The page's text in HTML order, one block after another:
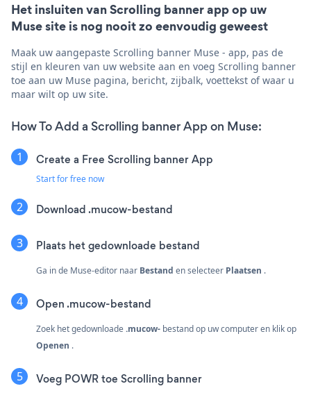
Het insluiten van Scrolling banner app op uw
Muse site is nog nooit zo eenvoudig geweest
Maak uw aangepaste Scrolling banner Muse - app, pas de
stijl en kleuren van uw website aan en voeg Scrolling banner
toe aan uw Muse pagina, bericht, zijbalk, voettekst of waar u
maar wilt op uw site.
How To Add a Scrolling banner App on Muse:
Create a Free Scrolling banner App
Start for free now
Download .mucow-bestand
Plaats het gedownloade bestand
Ga in de Muse-editor naar Bestand en selecteer Plaatsen .
Open .mucow-bestand
Zoek het gedownloade.mucow- bestand op uw computer en klik op
Openen .
Voeg POWR toe Scrolling banner